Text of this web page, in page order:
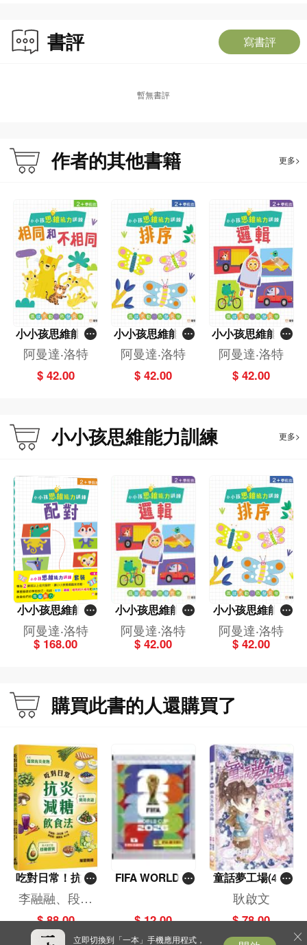
書評 寫書評
暫無書評
作者的其他書籍 更多>
小小孩思維能力
訓練：相同和不
相同
阿曼達‧洛特
$ 42.00
小小孩思維能力
訓練：排序
阿曼達‧洛特
$ 42.00
小小孩思維能力
訓練：邏輯
阿曼達‧洛特
$ 42.00
小小孩思維能力訓練 更多>
小小孩思維能力
訓練套裝(一套4
冊)
阿曼達‧洛特
$ 168.00
小小孩思維能力
訓練：邏輯
阿曼達‧洛特
$ 42.00
小小孩思維能力
訓練：排序
阿曼達‧洛特
$ 42.00
購買此書的人還購買了
吃對日常！抗炎
減糖飲食法
李融融、段佳
麗,黃梨煜、顧
凱辰
$ 88.00
FIFA WORLD C
包）
$ 12.00
童話夢工場(40)
——織女下凡結
奇緣
耿啟文
$ 78.00
立即切換到「一本」手機應用程式，